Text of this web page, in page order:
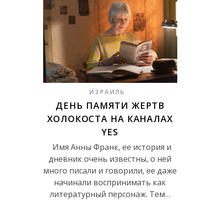
ИЗРАИЛЬ
ДЕНЬ ПАМЯТИ ЖЕРТВ
ХОЛОКОСТА НА КАНАЛАХ
YES
Имя Анны Франк, ее история и
дневник очень известны, о ней
много писали и говорили, ее даже
начинали воспринимать как
литературный персонаж. Тем…